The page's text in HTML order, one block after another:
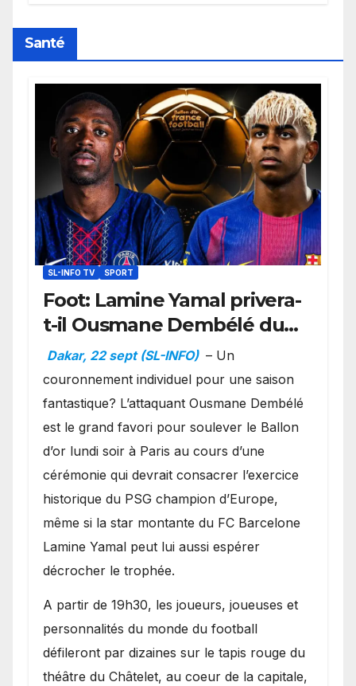
Santé
SL-INFO TV SPORT
Foot: Lamine Yamal privera-
t-il Ousmane Dembélé du
Ballon d’or ?
Dakar, 22 sept (SL-INFO) – Un
couronnement individuel pour une saison
fantastique? L’attaquant Ousmane Dembélé
est le grand favori pour soulever le Ballon
d’or lundi soir à Paris au cours d’une
cérémonie qui devrait consacrer l’exercice
historique du PSG champion d’Europe,
même si la star montante du FC Barcelone
Lamine Yamal peut lui aussi espérer
décrocher le trophée.
A partir de 19h30, les joueurs, joueuses et
personnalités du monde du football
défileront par dizaines sur le tapis rouge du
théâtre du Châtelet, au coeur de la capitale,